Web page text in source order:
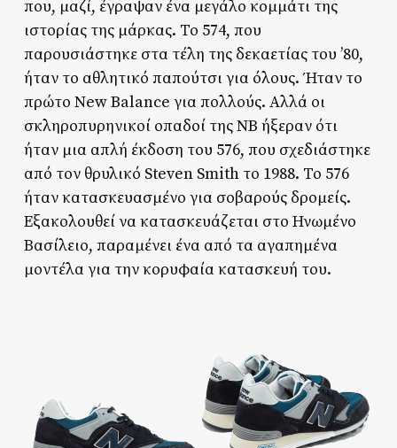
που, μαζί, έγραψαν ένα μεγάλο κομμάτι της
ιστορίας της μάρκας. Το 574, που
παρουσιάστηκε στα τέλη της δεκαετίας του ’80,
ήταν το αθλητικό παπούτσι για όλους. Ήταν το
πρώτο New Balance για πολλούς. Αλλά οι
σκληροπυρηνικοί οπαδοί της NB ήξεραν ότι
ήταν μια απλή έκδοση του 576, που σχεδιάστηκε
από τον θρυλικό Steven Smith το 1988. Το 576
ήταν κατασκευασμένο για σοβαρούς δρομείς.
Εξακολουθεί να κατασκευάζεται στο Ηνωμένο
Βασίλειο, παραμένει ένα από τα αγαπημένα
μοντέλα για την κορυφαία κατασκευή του.